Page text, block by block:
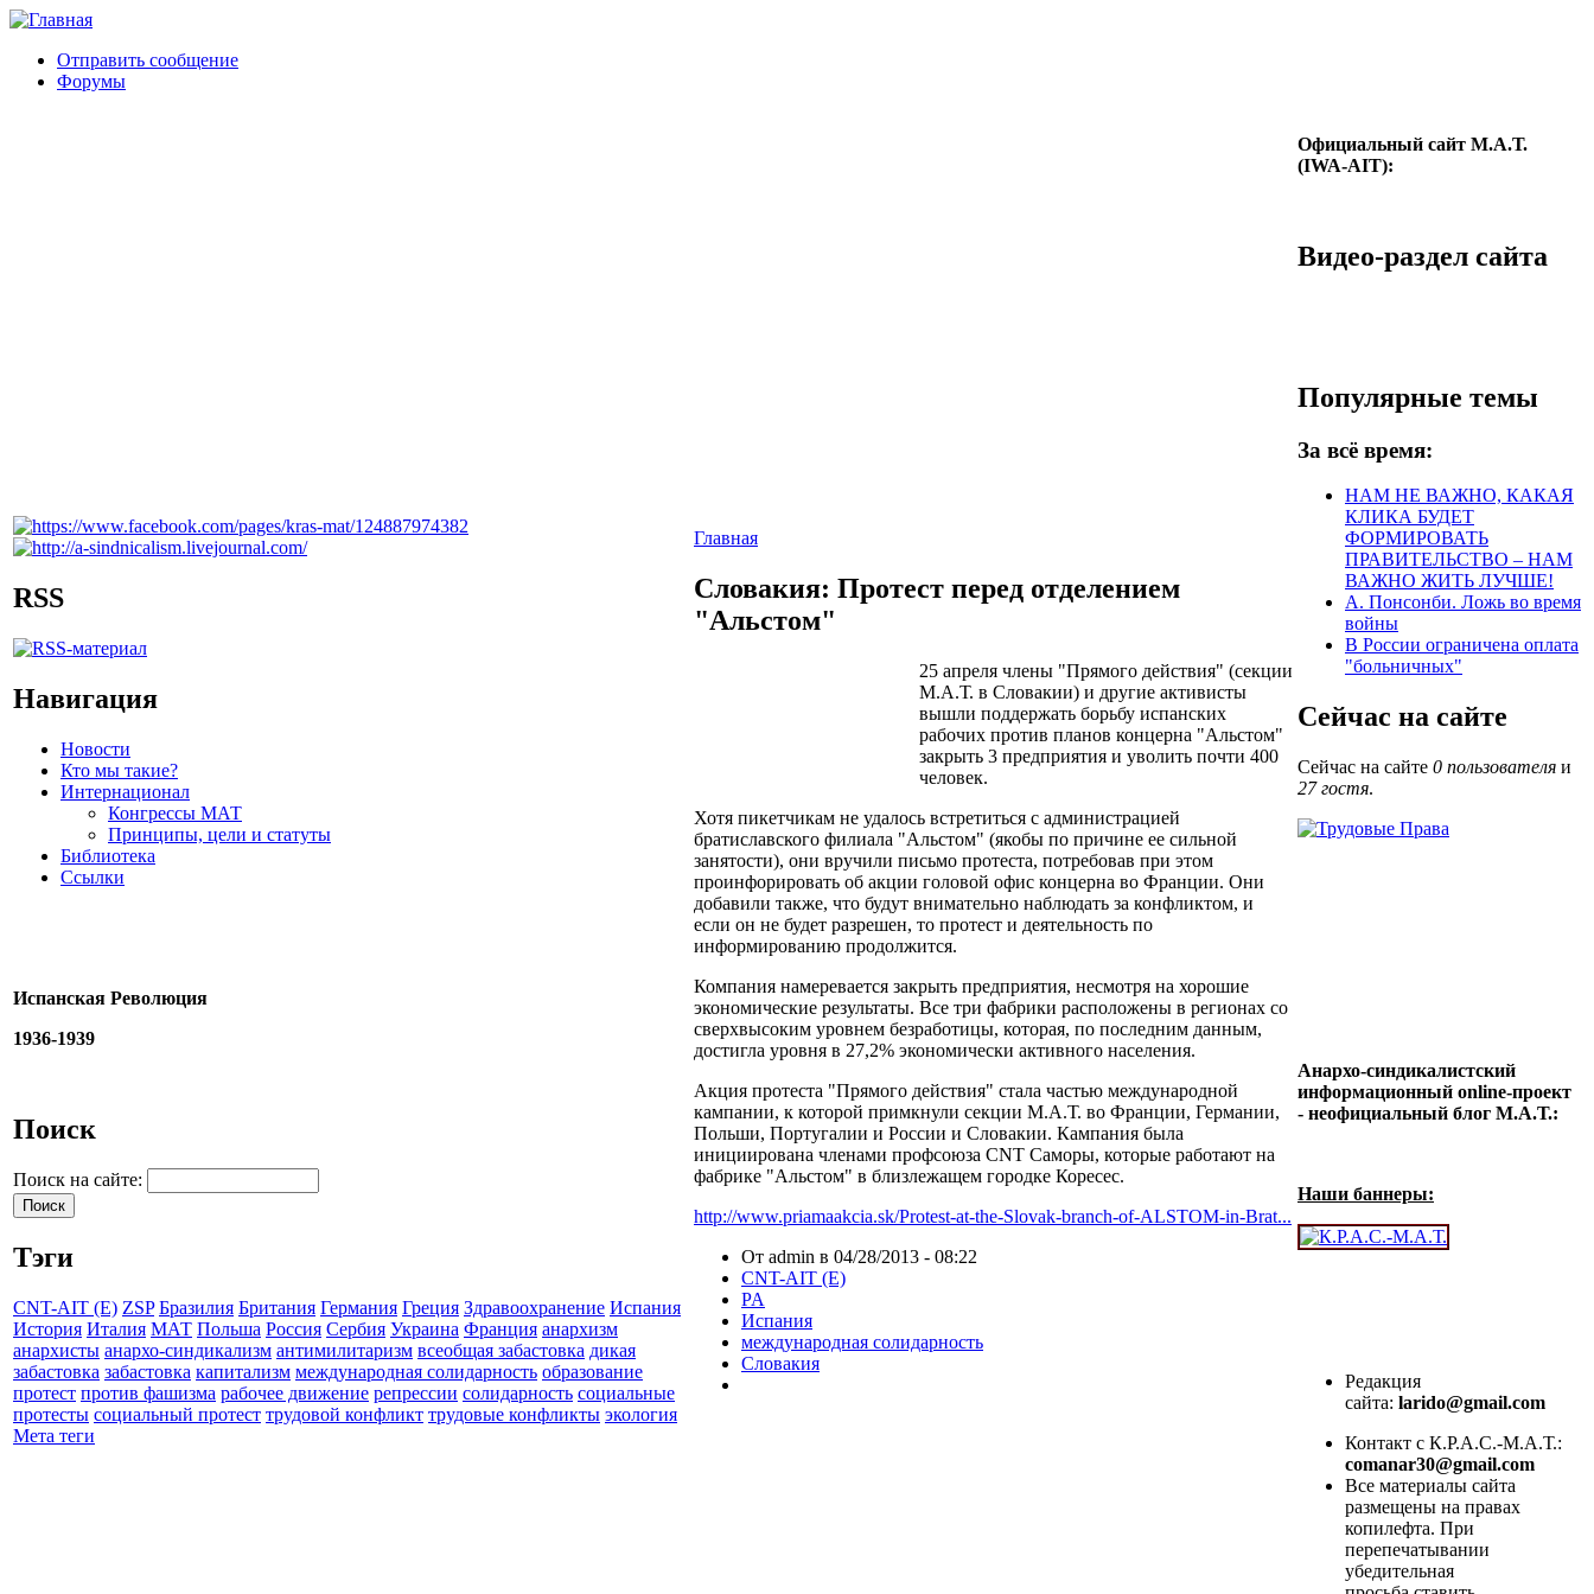
Отправить сообщение
Форумы
RSS
Навигация
Новости
Кто мы такие?
Интернационал
Конгрессы МАТ
Принципы, цели и статуты
Библиотека
Ссылки
Испанская Революция
1936-1939
Поиск
Поиск на сайте:
Тэги
CNT-AIT (E) ZSP Бразилия Британия Германия Греция Здравоохранение Испания
История Италия МАТ Польша Россия Сербия Украина Франция анархизм
анархисты анархо-синдикализм антимилитаризм всеобщая забастовка дикая
забастовка забастовка капитализм международная солидарность образование
протест против фашизма рабочее движение репрессии солидарность социальные
протесты социальный протест трудовой конфликт трудовые конфликты экология
Мета теги
Главная
Словакия: Протест перед отделением
"Альстом"
25 апреля члены "Прямого действия" (секции
М.А.Т. в Словакии) и другие активисты
вышли поддержать борьбу испанских
рабочих против планов концерна "Альстом"
закрыть 3 предприятия и уволить почти 400
человек.
Хотя пикетчикам не удалось встретиться с администрацией
братиславского филиала "Альстом" (якобы по причине ее сильной
занятости), они вручили письмо протеста, потребовав при этом
проинфорировать об акции головой офис концерна во Франции. Они
добавили также, что будут внимательно наблюдать за конфликтом, и
если он не будет разрешен, то протест и деятельность по
информированию продолжится.
Компания намеревается закрыть предприятия, несмотря на хорошие
экономические результаты. Все три фабрики расположены в регионах со
сверхвысоким уровнем безработицы, которая, по последним данным,
достигла уровня в 27,2% экономически активного населения.
Акция протеста "Прямого действия" стала частью международной
кампании, к которой примкнули секции М.А.Т. во Франции, Германии,
Польши, Португалии и России и Словакии. Кампания была
инициирована членами профсоюза CNT Саморы, которые работают на
фабрике "Альстом" в близлежащем городке Коресес.
http://www.priamaakcia.sk/Protest-at-the-Slovak-branch-of-ALSTOM-in-Brat...
От admin в 04/28/2013 - 08:22
CNT-AIT (E)
PA
Испания
международная солидарность
Словакия
Официальный сайт М.А.Т.
(IWA-AIT):
Видео-раздел сайта
Популярные темы
За всё время:
НАМ НЕ ВАЖНО, КАКАЯ
КЛИКА БУДЕТ
ФОРМИРОВАТЬ
ПРАВИТЕЛЬСТВО – НАМ
ВАЖНО ЖИТЬ ЛУЧШЕ!
А. Понсонби. Ложь во время
войны
В России ограничена оплата
"больничных"
Сейчас на сайте
Сейчас на сайте 0 пользователя и
27 гостя.
Анархо-синдикалистский
информационный online-проект
- неофициальный блог М.А.Т.:
Наши баннеры:
Редакция
сайта: larido@gmail.com
Контакт с К.Р.А.С.-М.А.Т.:
comanar30@gmail.com
Все материалы сайта
размещены на правах
копилефта. При
перепечатывании
убедительная